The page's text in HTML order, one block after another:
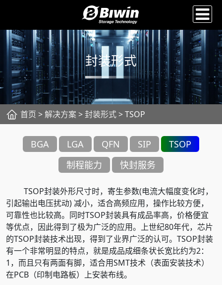
封装形式
首页 >解决方案>封装形式> TSOP
BGA LGA QFN SIP
TSOP
制程能力
快封服务
TSOP封装外形尺寸时，寄生参数(电流大幅度变化时，
引起输出电压扰动) 减小，适合高频应用，操作比较方便，
可靠性也比较高。同时TSOP封装具有成品率高，价格便宜
等优点，因此得到了极为广泛的应用。上世纪80年代，芯片
的TSOP封装技术出现，得到了业界广泛的认可。TSOP封装
有一个非常明显的特点，就是成品成细条状长宽比约为2：
1，而且只有两面有脚，适合用SMT技术（表面安装技术）
在PCB（印制电路板）上安装布线。